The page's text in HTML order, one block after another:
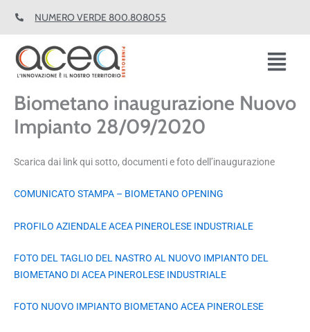
NUMERO VERDE 800.808055
Biometano inaugurazione Nuovo
Impianto 28/09/2020
Scarica dai link qui sotto, documenti e foto dell’inaugurazione
COMUNICATO STAMPA – BIOMETANO OPENING
PROFILO AZIENDALE ACEA PINEROLESE INDUSTRIALE
FOTO DEL TAGLIO DEL NASTRO AL NUOVO IMPIANTO DEL
BIOMETANO DI ACEA PINEROLESE INDUSTRIALE
FOTO NUOVO IMPIANTO BIOMETANO ACEA PINEROLESE